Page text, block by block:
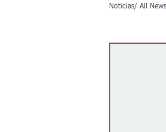
Noticias/ All News